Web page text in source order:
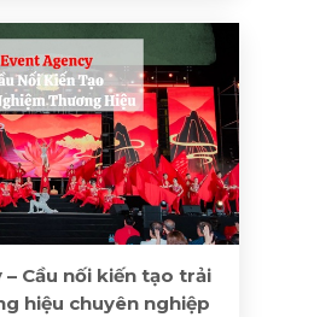
Cầu nối kiến tạo trải
hiệu chuyên nghiệp